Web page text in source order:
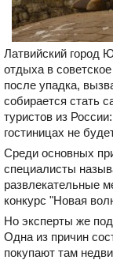
Латвийский город
отдыха в
после упадка,
собирается стать
туристов из
гостиницах не
Среди основных
специалисты
развлекательные
конкурс "Новая
Но эксперты же
Одна из причин
покупают там